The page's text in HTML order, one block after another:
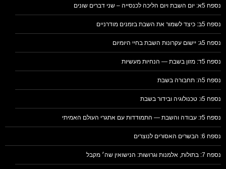
נספח 5א: יום השבת ויום הליכה לכנסייה – שני דברים שונים
נספח 5ב: כיצד לשמור את השבת בזמנים מודרניים
נספח 5ג: יישום עקרונות השבת בחיי היומיום
נספח 5ד: מזון בשבת — הנחיות מעשיות
נספח 5ה: תחבורה בשבת
נספח 5ו: טכנולוגיה ובידור בשבת
נספח 5ז: עבודה והשבת — התמודדות עם אתגרי העולם האמיתי
נספח 6: הבשרים האסורים לנוצרים
נספח 7: בתולות, אלמנות וגרושות: הנישואין שה׳ מקבל